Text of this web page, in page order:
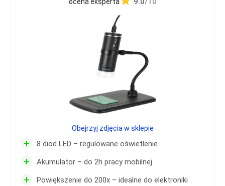
+ 8 diod LED – regulowane oświetlenie
+ Akumulator – do 2h pracy mobilnej
+ Powiększenie do 200x – idealne do elektroniki
Obejrzyj zdjęcia w sklepie